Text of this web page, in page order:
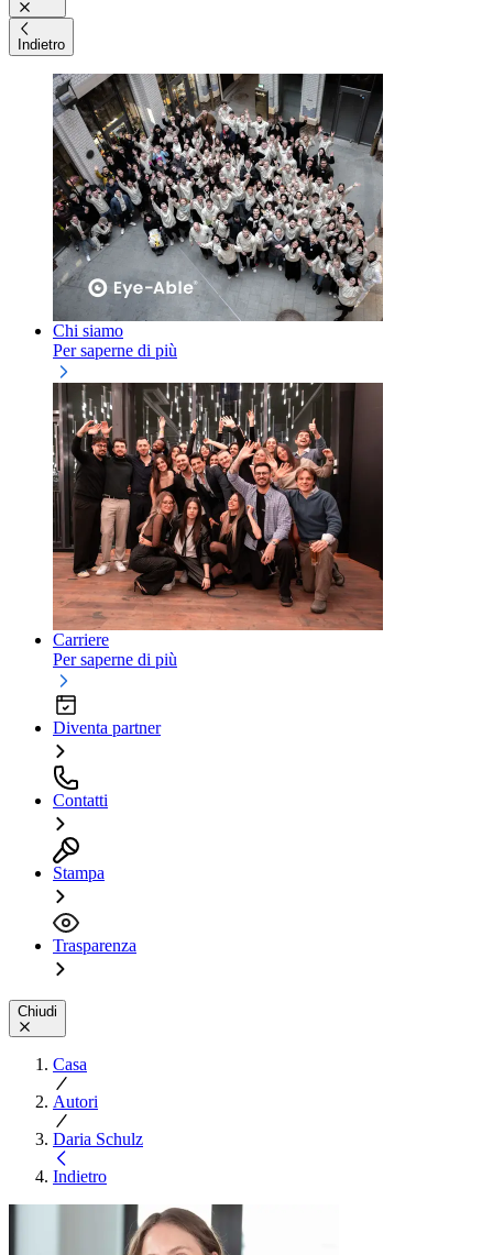
Indietro
Chi siamo
Per saperne di più
Carriere
Per saperne di più
Diventa partner
Contatti
Stampa
Trasparenza
Chiudi
Casa
Autori
Daria Schulz
Indietro